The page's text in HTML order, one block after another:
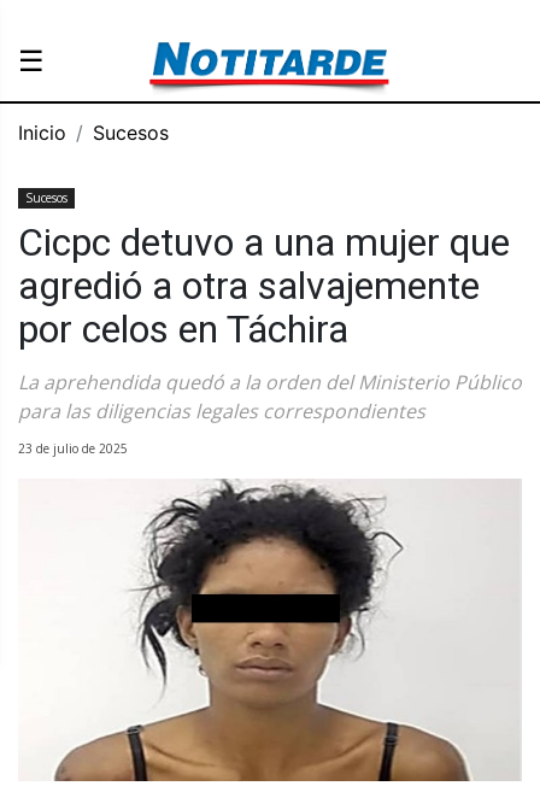
☰
Inicio Sucesos
Sucesos
Cicpc detuvo a una mujer que
agredió a otra salvajemente
por celos en Táchira
La aprehendida quedó a la orden del Ministerio Público
para las diligencias legales correspondientes
23 de julio de 2025